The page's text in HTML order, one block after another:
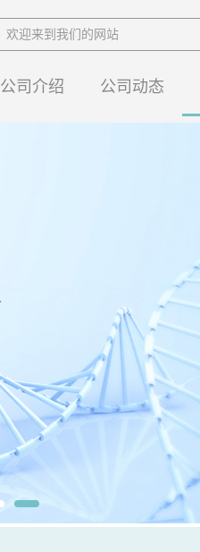
欢迎来到我们的网站
公司介绍 公司动态